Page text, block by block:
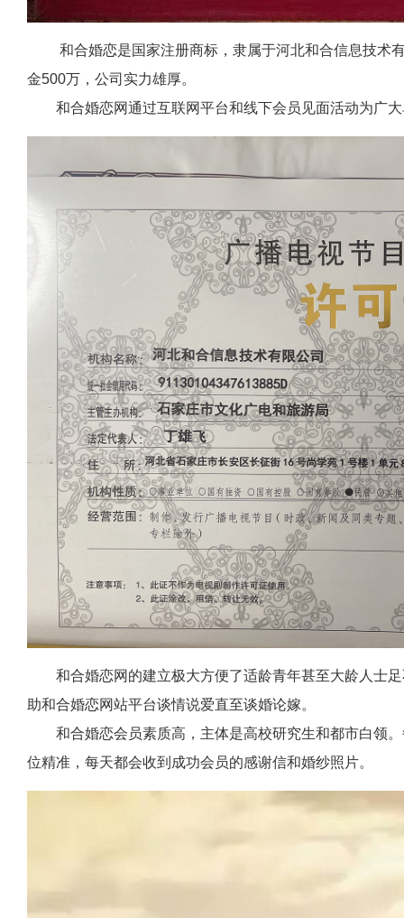
和合婚恋是国家注册商标，隶属于河北和合信息技术
金500万，公司实力雄厚。
和合婚恋网通过互联网平台和线下会员见面活动为广大
和合婚恋网的建立极大方便了适龄青年甚至大龄人士足
助和合婚恋网站平台谈情说爱直至谈婚论嫁。
和合婚恋会员素质高，主体是高校研究生和都市白领。
位精准，每天都会收到成功会员的感谢信和婚纱照片。